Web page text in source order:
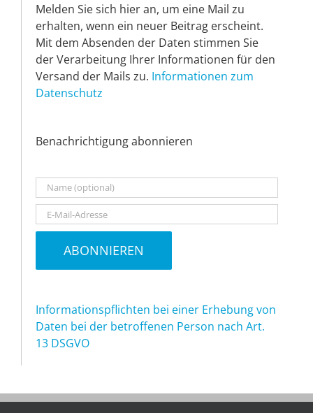
Melden Sie sich hier an, um eine Mail zu
erhalten, wenn ein neuer Beitrag erscheint.
Mit dem Absenden der Daten stimmen Sie
der Verarbeitung Ihrer Informationen für den
Versand der Mails zu. Informationen zum
Datenschutz
Benachrichtigung abonnieren
Informationspflichten bei einer Erhebung von
Daten bei der betroffenen Person nach Art.
13 DSGVO